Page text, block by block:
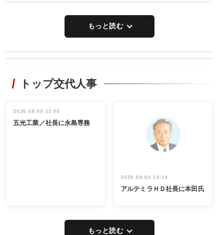
もっと読む
非鉄業界で
インタビュ
ー／社内ア
タックトレー
祝う 業界関
係者ら220人
出席
トップ交代人事
2026.08.05 11:00
五光工業／社長に永島専務
2026.08.04 15:14
アルテミラＨＤ社長に本田氏
もっと読む